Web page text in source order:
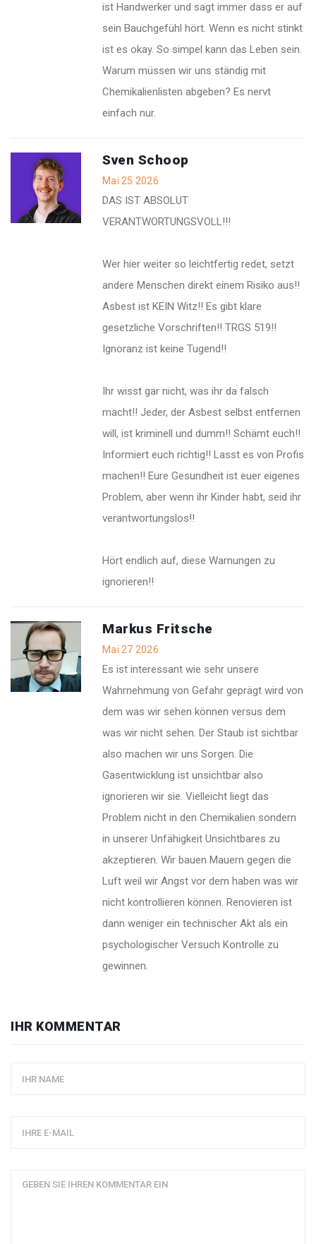
ist Handwerker und sagt immer dass er auf
sein Bauchgefühl hört. Wenn es nicht stinkt
ist es okay. So simpel kann das Leben sein.
Warum müssen wir uns ständig mit
Chemikalienlisten abgeben? Es nervt
einfach nur.
Sven Schoop
Mai 25 2026
DAS IST ABSOLUT
VERANTWORTUNGSVOLL!!!
Wer hier weiter so leichtfertig redet, setzt
andere Menschen direkt einem Risiko aus!!
Asbest ist KEIN Witz!! Es gibt klare
gesetzliche Vorschriften!! TRGS 519!!
Ignoranz ist keine Tugend!!
Ihr wisst gar nicht, was ihr da falsch
macht!! Jeder, der Asbest selbst entfernen
will, ist kriminell und dumm!! Schämt euch!!
Informiert euch richtig!! Lasst es von Profis
machen!! Eure Gesundheit ist euer eigenes
Problem, aber wenn ihr Kinder habt, seid ihr
verantwortungslos!!
Hört endlich auf, diese Warnungen zu
ignorieren!!
Markus Fritsche
Mai 27 2026
Es ist interessant wie sehr unsere
Wahrnehmung von Gefahr geprägt wird von
dem was wir sehen können versus dem
was wir nicht sehen. Der Staub ist sichtbar
also machen wir uns Sorgen. Die
Gasentwicklung ist unsichtbar also
ignorieren wir sie. Vielleicht liegt das
Problem nicht in den Chemikalien sondern
in unserer Unfähigkeit Unsichtbares zu
akzeptieren. Wir bauen Mauern gegen die
Luft weil wir Angst vor dem haben was wir
nicht kontrollieren können. Renovieren ist
dann weniger ein technischer Akt als ein
psychologischer Versuch Kontrolle zu
gewinnen.
IHR KOMMENTAR